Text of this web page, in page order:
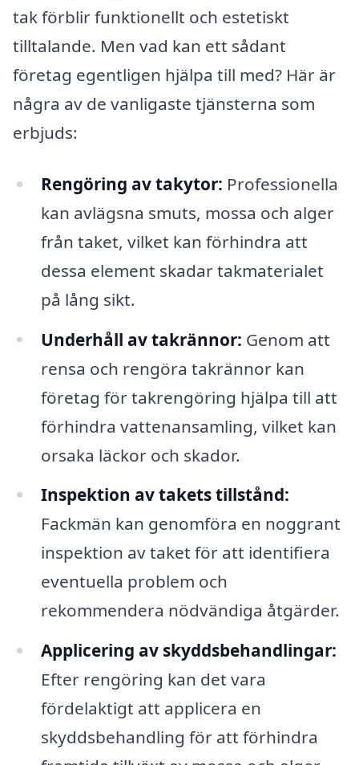
tak förblir funktionellt och estetiskt
tilltalande. Men vad kan ett sådant
företag egentligen hjälpa till med? Här är
några av de vanligaste tjänsterna som
erbjuds:
Rengöring av takytor: Professionella
kan avlägsna smuts, mossa och alger
från taket, vilket kan förhindra att
dessa element skadar takmaterialet
på lång sikt.
Underhåll av takrännor: Genom att
rensa och rengöra takrännor kan
företag för takrengöring hjälpa till att
förhindra vattenansamling, vilket kan
orsaka läckor och skador.
Inspektion av takets tillstånd:
Fackmän kan genomföra en noggrant
inspektion av taket för att identifiera
eventuella problem och
rekommendera nödvändiga åtgärder.
Applicering av skyddsbehandlingar:
Efter rengöring kan det vara
fördelaktigt att applicera en
skyddsbehandling för att förhindra